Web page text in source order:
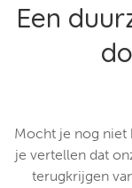
Een
Mocht je nog niet
je vertellen dat
terugkrijgen